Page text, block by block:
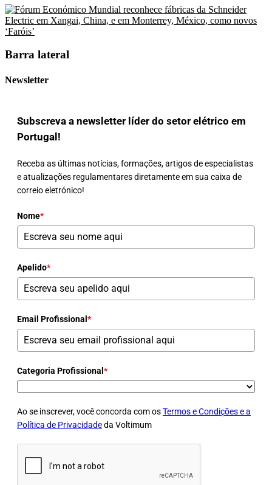
Barra lateral
Newsletter
Subscreva a newsletter líder do setor elétrico em
Portugal!
Receba as últimas notícias, formações, artigos de especialistas
e atualizações regulamentares diretamente em sua caixa de
correio eletrónico!
Nome*
Apelido*
Email Profissional*
Categoria Profissional*
Ao se inscrever, você concorda com osTermos e Condições e a
Política de Privacidadeda Voltimum